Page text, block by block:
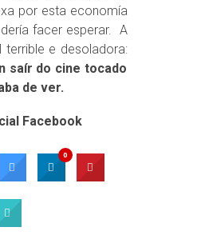
por esta economía
facer esperar. A
terrible e desoladora:
saír do cine tocado
de ver.
Facebook
0